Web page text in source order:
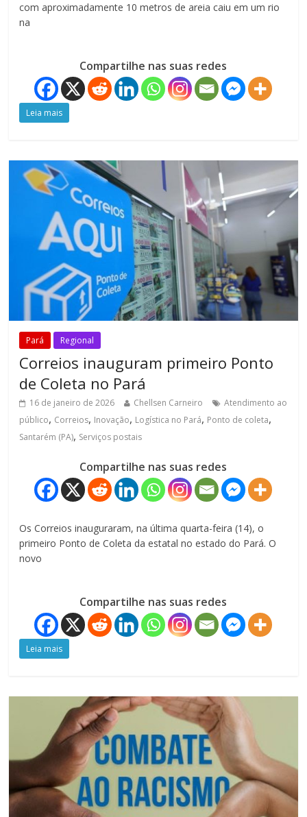
com aproximadamente 10 metros de areia caiu em um rio
na
Compartilhe nas suas redes
Leia mais
Pará Regional
Correios inauguram primeiro Ponto
de Coleta no Pará
16 de janeiro de 2026 Chellsen Carneiro
Atendimento ao
público, Correios, Inovação, Logística no Pará, Ponto de coleta,
Santarém (PA), Serviços postais
Compartilhe nas suas redes
Os Correios inauguraram, na última quarta-feira (14), o
primeiro Ponto de Coleta da estatal no estado do Pará. O
novo
Compartilhe nas suas redes
Leia mais